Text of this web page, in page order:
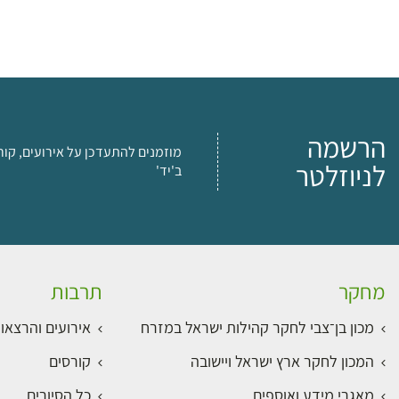
הרשמה
לניוזלטר
מוזמנים להתעדכן על אירועים,
ב'יד'
מחקר
מכון בן־צבי לחקר קהילות ישראל במזרח
המכון לחקר ארץ ישראל ויישובה
תרבות
אירועים
קורסים